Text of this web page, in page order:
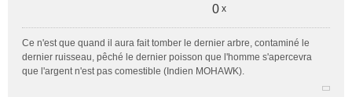
o
n
l
u
0 x
Ce n'est que quand il aura fait tomber le dernier arbre, contaminé le
dernier ruisseau, pêché le dernier poisson que l'homme s'apercevra
que l'argent n'est pas comestible (Indien MOHAWK).